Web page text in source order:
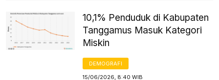
10,1% Penduduk di Kabupaten
Tanggamus Masuk Kategori
Miskin
DEMOGRAFI
15/06/2026, 8:40 WIB